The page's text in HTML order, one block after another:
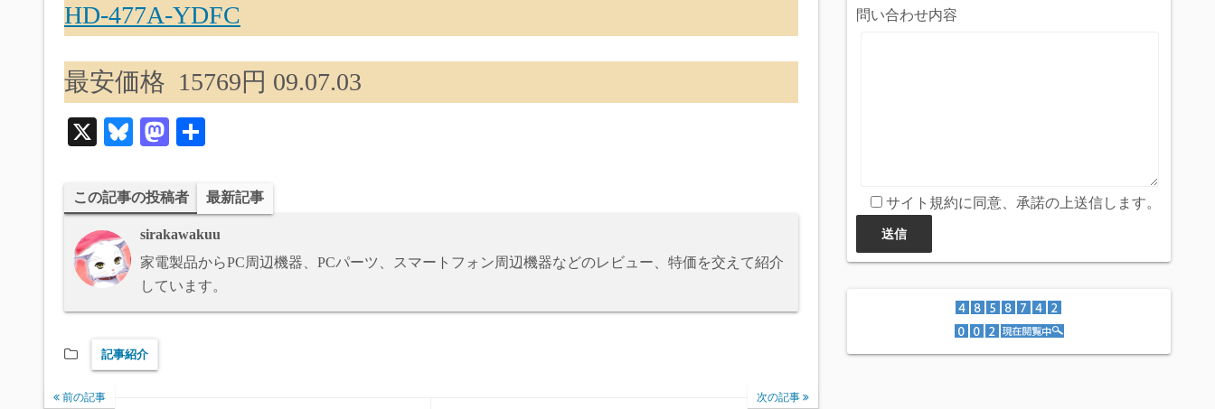
HD-477A-YDFC
最安価格 15769円 09.07.03
X
Bl
sk
y
M
to
do
n
この記事の投稿者 最新記事
sirakawakuu
家電製品からPC周辺機器、PCパーツ、スマートフォン周辺機器などのレビュー、特価を交えて紹介
しています。
記事紹介
前の記事 次の記事
問い合わせ内容
サイト規約に同意、承諾の上送信します。